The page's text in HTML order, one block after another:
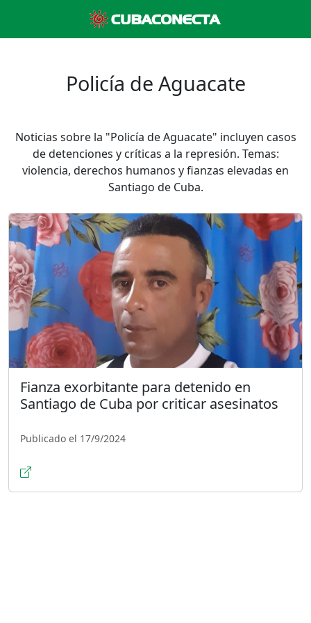
Policía de Aguacate
Noticias sobre la "Policía de Aguacate" incluyen casos
de detenciones y críticas a la represión. Temas:
violencia, derechos humanos y fianzas elevadas en
Santiago de Cuba.
Fianza exorbitante para detenido en
Santiago de Cuba por criticar asesinatos
Publicado el 17/9/2024